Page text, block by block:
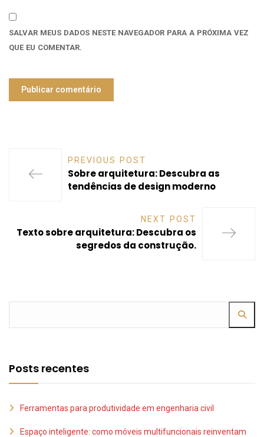
SALVAR MEUS DADOS NESTE NAVEGADOR PARA A PRÓXIMA VEZ
QUE EU COMENTAR.
PREVIOUS POST
Sobre arquitetura: Descubra as
tendências de design moderno
NEXT POST
Texto sobre arquitetura: Descubra os
segredos da construção.
Posts recentes
Ferramentas para produtividade em engenharia civil
Espaço inteligente: como móveis multifuncionais reinventam